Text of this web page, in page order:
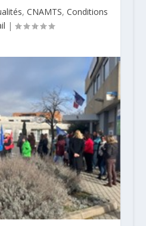
, CNAMTS, Conditions
|